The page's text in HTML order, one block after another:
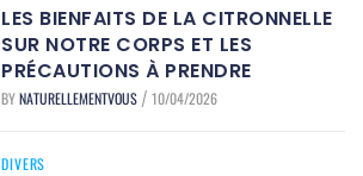
LES BIENFAITS DE LA CITRONNELLE
SUR NOTRE CORPS ET LES
PRÉCAUTIONS À PRENDRE
BYNATURELLEMENTVOUS / 10/04/2026
DIVERS